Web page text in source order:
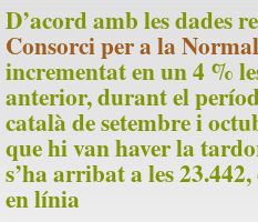
D’acord amb les dades
Consorci per a la
incrementat en un 4 %
anterior, durant el
català de setembre i
que hi van haver la
s’ha arribat a les
en línia